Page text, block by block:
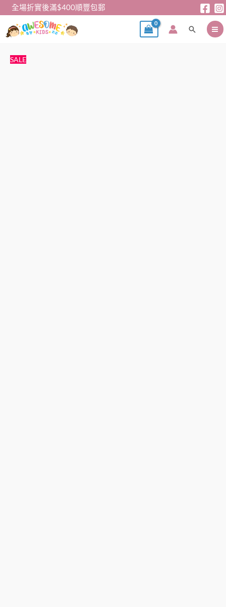
全場折實後滿$400順豐包郵
搜
SALE
原
兒